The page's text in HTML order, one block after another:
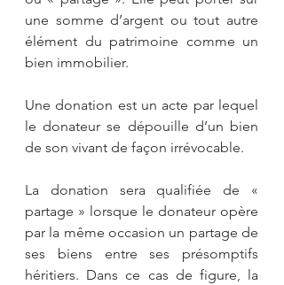
une somme d’argent ou tout autre
élément du patrimoine comme un
bien immobilier.
Une donation est un acte par lequel
le donateur se dépouille d’un bien
de son vivant de façon irrévocable.
La donation sera qualifiée de «
partage » lorsque le donateur opère
par la même occasion un partage de
ses biens entre ses présomptifs
héritiers. Dans ce cas de figure, la